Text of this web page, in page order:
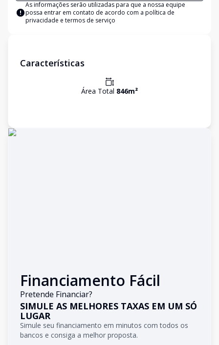
As informações serão utilizadas para que a nossa equipe
possa entrar em contato de acordo com a política de
privacidade e termos de serviço
Características
Área Total 846m²
Financiamento Fácil
Pretende Financiar?
SIMULE AS MELHORES TAXAS EM UM SÓ
LUGAR
Simule seu financiamento em minutos com todos os
bancos e consiga a melhor proposta.